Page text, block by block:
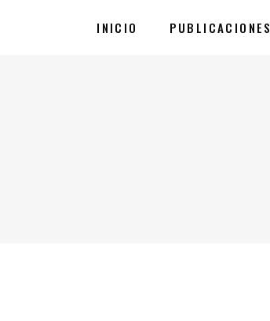
INICIO PUBLICACIONES